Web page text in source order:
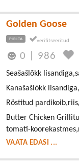
Golden Goose
PIRITA
0 986
Seašašlõkk
Kanašašlõkk
Röstitud
Butter Chicken
tomati-
VAATA EDASI ...